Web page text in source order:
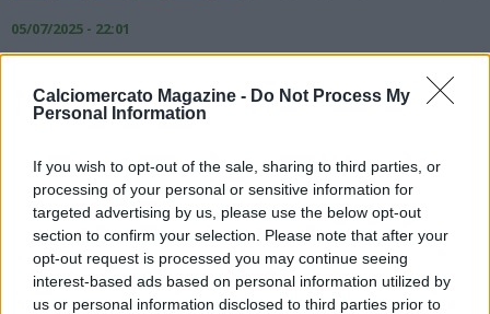
Calciomercato Magazine - Do Not Process My
Personal Information
If you wish to opt-out of the sale, sharing to third parties, or
processing of your personal or sensitive information for
targeted advertising by us, please use the below opt-out
section to confirm your selection. Please note that after your
opt-out request is processed you may continue seeing
interest-based ads based on personal information utilized by
us or personal information disclosed to third parties prior to
05/07/2025 - 22:01
Secondo quanto riferito dall'esperto di calciomercato Fabrizio
Romano, il Newcastle United ha messo nel mirino Giorgio
Scalvini, difensore centrale dell’Atalanta, come possibile
considera una priorità rafforzare il reparto difensivo,
soprattutto alla luce delle condizioni fisiche incerte di Sven
Botman e della limitata disponibilità di centrali: Dan Burn,
Fabian Schär e Jamaal Lascelles sono gli unici a disposizione.